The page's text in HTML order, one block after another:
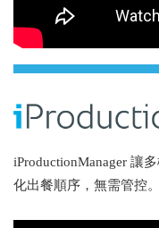
iProductionManager 讓
化出餐順序，無需管控。